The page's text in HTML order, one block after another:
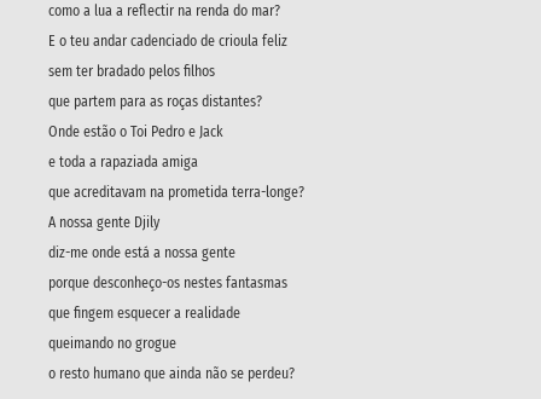
como a lua a reflectir na renda do mar?
E o teu andar cadenciado de crioula feliz
sem ter bradado pelos filhos
que partem para as roças distantes?
Onde estão o Toi Pedro e Jack
e toda a rapaziada amiga
que acreditavam na prometida terra-longe?
A nossa gente Djily
diz-me onde está a nossa gente
porque desconheço-os nestes fantasmas
que fingem esquecer a realidade
queimando no grogue
o resto humano que ainda não se perdeu?